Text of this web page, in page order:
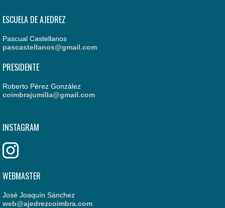
ESCUELA DE AJEDREZ
Pascual Castellanos
pascastellanos@gmail.com
PRESIDENTE
Roberto Pérez González
coimbrajumilla@gmail.com
INSTAGRAM
WEBMASTER
José Joaquín Sánchez
web@ajedrezcoimbra.com